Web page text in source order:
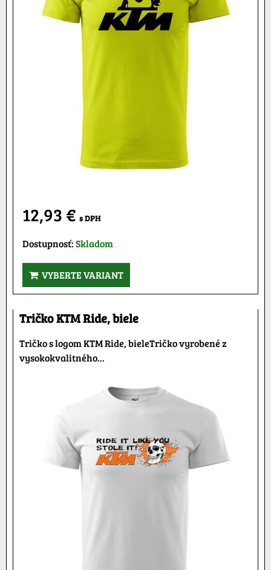
12,93 € s DPH
Dostupnosť:Skladom
VYBERTE VARIANT
Tričko KTM Ride, biele
Tričko s logom KTM Ride, bieleTričko vyrobené z
vysokokvalitného...